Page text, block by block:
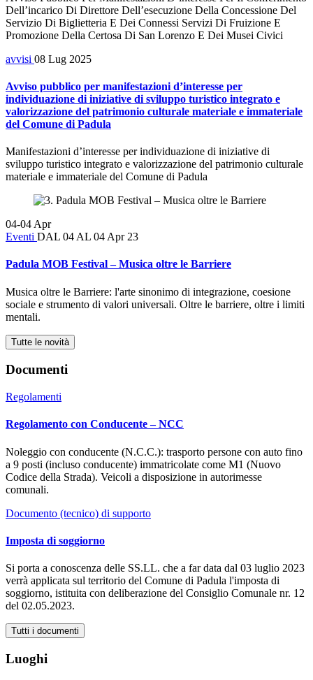
Dell’incarico Di Direttore Dell’esecuzione Della Concessione Del
Servizio Di Biglietteria E Dei Connessi Servizi Di Fruizione E
Promozione Della Certosa Di San Lorenzo E Dei Musei Civici
avvisi 08 Lug 2025
Avviso pubblico per manifestazioni d’interesse per
individuazione di iniziative di sviluppo turistico integrato e
valorizzazione del patrimonio culturale materiale e immateriale
del Comune di Padula
Manifestazioni d’interesse per individuazione di iniziative di
sviluppo turistico integrato e valorizzazione del patrimonio culturale
materiale e immateriale del Comune di Padula
04-04 Apr
Eventi DAL 04 AL 04 Apr 23
Padula MOB Festival – Musica oltre le Barriere
Musica oltre le Barriere: l'arte sinonimo di integrazione, coesione
sociale e strumento di valori universali. Oltre le barriere, oltre i limiti
mentali.
Tutte le novità
Documenti
Regolamenti
Regolamento con Conducente – NCC
Noleggio con conducente (N.C.C.): trasporto persone con auto fino
a 9 posti (incluso conducente) immatricolate come M1 (Nuovo
Codice della Strada). Veicoli a disposizione in autorimesse
comunali.
Documento (tecnico) di supporto
Imposta di soggiorno
Si porta a conoscenza delle SS.LL. che a far data dal 03 luglio 2023
verrà applicata sul territorio del Comune di Padula l'imposta di
soggiorno, istituita con deliberazione del Consiglio Comunale nr. 12
del 02.05.2023.
Tutti i documenti
Luoghi